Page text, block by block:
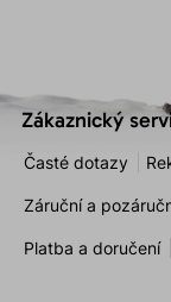
Zákaznický
Časté dotazy
Záruční a
Platba a doručení